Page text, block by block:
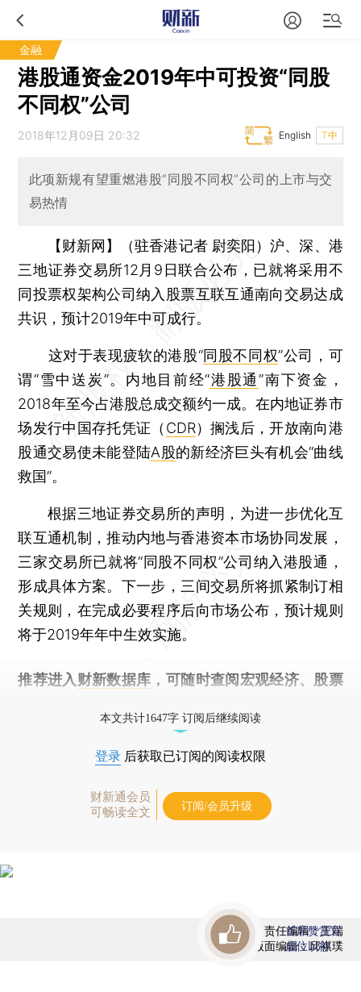
金融
港股通资金2019年中可投资“同股
不同权”公司
2018年12月09日 20:32 T中
English
此项新规有望重燃港股“同股不同权”公司的上市与交
易热情
【财新网】（驻香港记者 尉奕阳）沪、深、港
三地证券交易所12月9日联合公布，已就将采用不
同投票权架构公司纳入股票互联互通南向交易达成
共识，预计2019年中可成行。
这对于表现疲软的港股“同股不同权”公司，可
谓“雪中送炭”。内地目前经“港股通”南下资金，
2018年至今占港股总成交额约一成。在内地证券市
场发行中国存托凭证（ CDR）搁浅后，开放南向港
股通交易使未能登陆A股的新经济巨头有机会“曲线
救国”。
根据三地证券交易所的声明，为进一步优化互
联互通机制，推动内地与香港资本市场协同发展，
三家交易所已就将“同股不同权”公司纳入港股通，
形成具体方案。下一步，三间交易所将抓紧制订相
关规则，在完成必要程序后向市场公布，预计规则
将于2019年年中生效实施。
推荐进入 财新数据库 ，可随时查阅宏观经济、股票
本文共计1647字 订阅后继续阅读
登录 后获取已订阅的阅读权限
财新通会员
可畅读全文
订阅/会员升级
责任编辑：王端
版面编辑：邱祺璞
首席赞赏官
虚位以待